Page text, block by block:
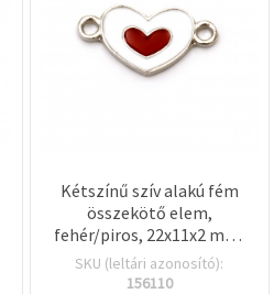
Kétszínű szív alakú fém
összekötő elem,
fehér/piros, 22x11x2 mm,
furat: 2 mm, ezüst színű -
2 db
SKU (leltári azonosító):
156110